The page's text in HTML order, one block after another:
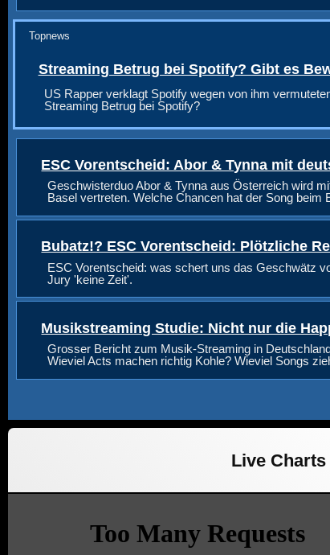
Topnews
Streaming Betrug bei Spotify? Gibt es
US Rapper verklagt Spotify wegen von ihm
Streaming Betrug bei Spotify?
ESC Vorentscheid: Abor & Tynna mit
Geschwisterduo Abor & Tynna aus Österreich wird
Basel vertreten. Welche Chancen hat der Song beim
Bubatz!? ESC Vorentscheid: Plötzliche
ESC Vorentscheid: was schert uns das Geschwätz
Jury 'keine Zeit'.
Musikstreaming Studie: Nicht nur die
Grosser Bericht zum Musik-Streaming in
Wieviel Acts machen richtig Kohle? Wieviel Songs
Live